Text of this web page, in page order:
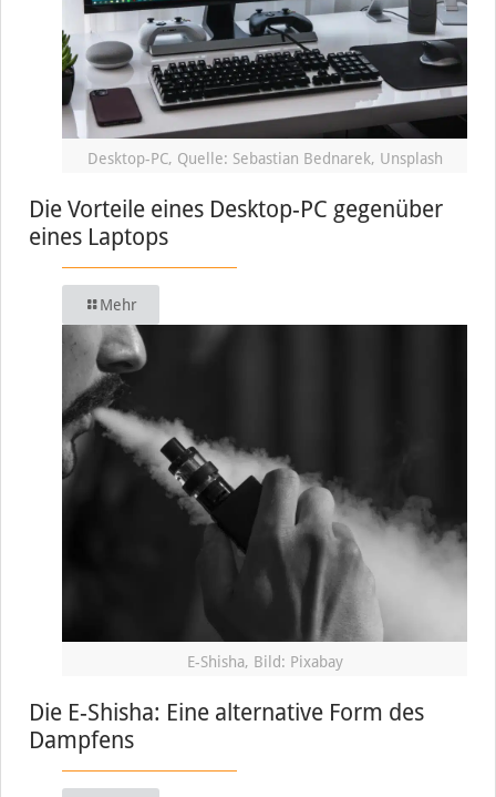
Desktop-PC, Quelle: Sebastian Bednarek, Unsplash
Die Vorteile eines Desktop-PC gegenüber
eines Laptops
Mehr
E-Shisha, Bild: Pixabay
Die E-Shisha: Eine alternative Form des
Dampfens